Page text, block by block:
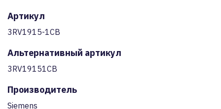
Артикул
3RV1915-1CB
Альтернативный артикул
3RV19151CB
Производитель
Siemens